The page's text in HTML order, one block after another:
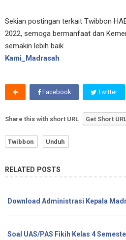
Sekian postingan terkait Twibbon
2022, semoga bermanfaat dan
semakin lebih baik.
Kami_Madrasah
Facebook Twitter
Share this with short URL Get Short
Twibbon Unduh
RELATED POSTS
Download Administrasi Kepala
Soal UAS/PAS Fikih Kelas 4